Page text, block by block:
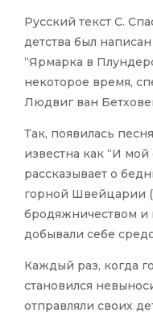
Русский текст С.
детства был
“Ярмарка в
некоторое время,
Людвиг ван
Так, появилась
известна как “И
рассказывает о
горной Швейцарии
бродяжничеством и
добывали себе
Каждый раз, когда
становился
отправляли своих